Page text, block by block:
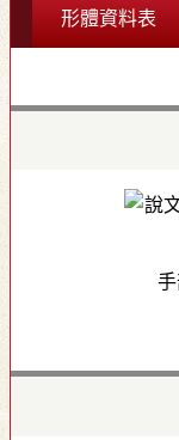
形體資料表